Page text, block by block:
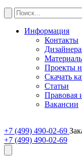
Информация
Контакты
Проекты
Скачать
Статьи
Правовая
Вакансии
+7 (499) 490-02-69
+7 (499) 490-02-69